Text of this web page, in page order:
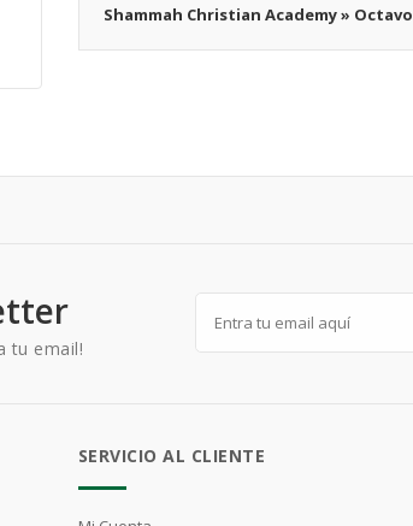
Shammah Christian Academy » Octavo
tu email!
SERVICIO AL CLIENTE